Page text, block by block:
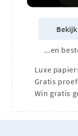
...en
Luxe
Gratis
Win gratis